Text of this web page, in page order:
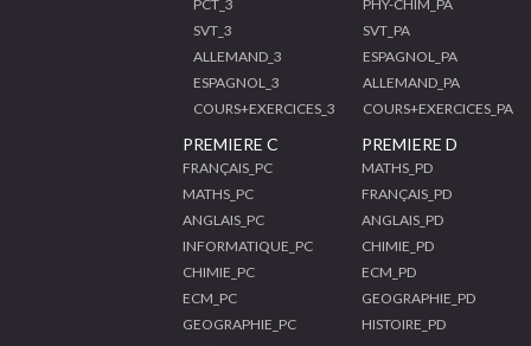
PCT_3
SVT_3
ALLEMAND_3
ESPAGNOL_3
COURS+EXERCICES_3
PHY-CHIM_PA
SVT_PA
ESPAGNOL_PA
ALLEMAND_PA
COURS+EXERCICES_PA
PREMIERE C
FRANÇAIS_PC
MATHS_PC
ANGLAIS_PC
INFORMATIQUE_PC
CHIMIE_PC
ECM_PC
GEOGRAPHIE_PC
PREMIERE D
MATHS_PD
FRANÇAIS_PD
ANGLAIS_PD
CHIMIE_PD
ECM_PD
GEOGRAPHIE_PD
HISTOIRE_PD